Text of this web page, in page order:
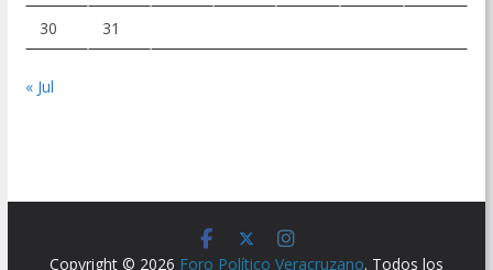
30 31
« Jul
Copyright © 2026 Foro Político Veracruzano. Todos los